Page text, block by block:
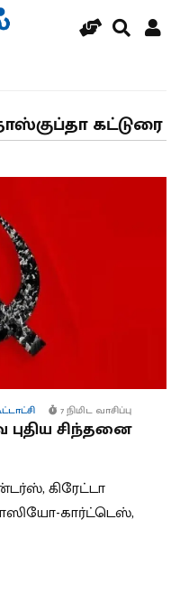
கட்டுரை
7 நிமிட வாசிப்பு
புதிய சிந்தனை
கிரேட்டா
கார்ட்டெஸ்,